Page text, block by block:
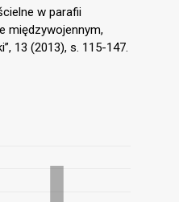
w parafii
międzywojennym,
13 (2013), s. 115-147.